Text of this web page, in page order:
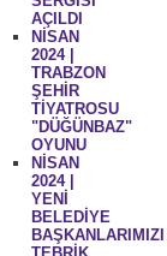
AÇILDI
NİSAN
2024 |
TRABZON
ŞEHİR
TİYATROSU
"DÜĞÜNBAZ"
OYUNU
NİSAN
2024 |
YENİ
BELEDİYE
BAŞKANLARIMIZI